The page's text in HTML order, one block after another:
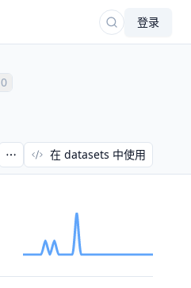
登录
0
在 datasets 中使用